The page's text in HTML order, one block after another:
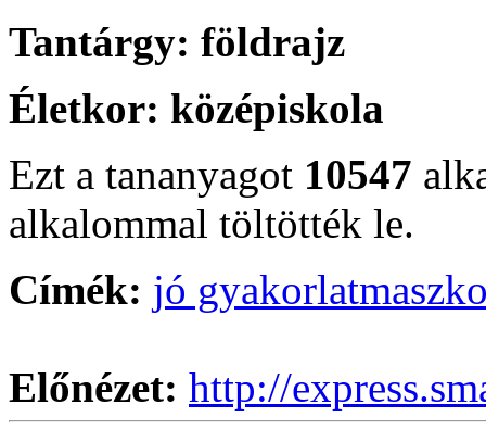
Tantárgy: földrajz
Életkor: középiskola
Ezt a tananyagot 10547
alkalommal töltötték le.
Címék: jó gyakorlat
Előnézet: http://